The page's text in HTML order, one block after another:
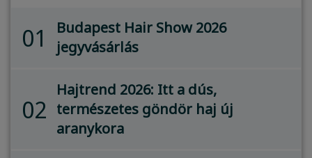
01
Budapest Hair Show 2026
jegyvásárlás
02
Hajtrend 2026: Itt a dús,
természetes göndör haj új
aranykora